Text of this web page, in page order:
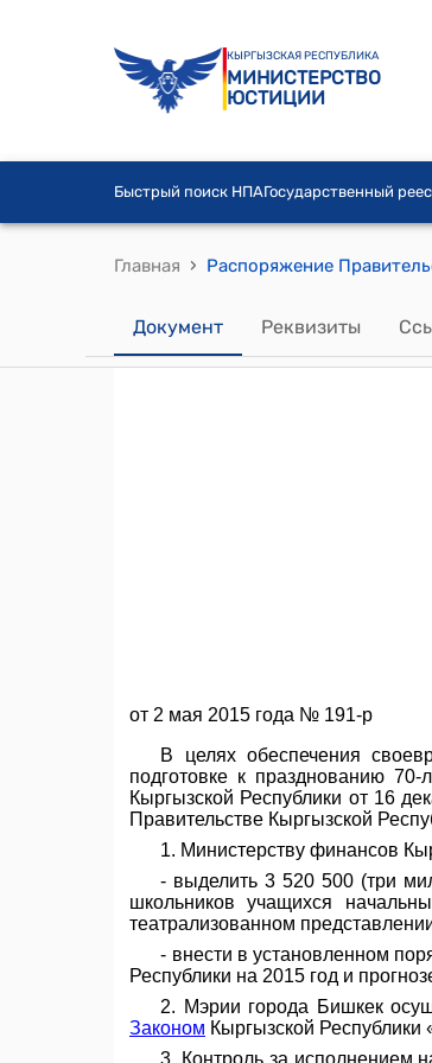
КЫРГЫЗСКАЯ РЕСПУБЛИКА
МИНИСТЕРСТВО
ЮСТИЦИИ
Быстрый поиск НПАГосударственный
Главная ›
Документ Реквизиты